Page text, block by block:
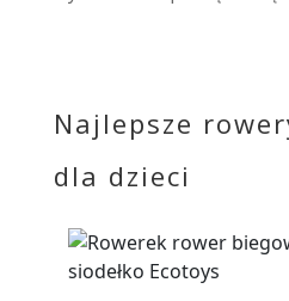
Najlepsze
dla dzieci